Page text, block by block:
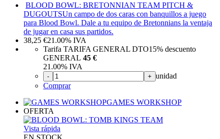
BLOOD BOWL: BRETONNIAN TEAM PITCH &
DUGOUTSUn campo de dos caras con banquillos a juego
para Blood Bowl. Dale a tu equipo de Bretonnians la ventaja
de jugar en casa sus partidos.
38,25 €21.00% IVA
Tarifa TARIFA GENERAL DTO15% descuento
GENERAL 45 €
21.00% IVA
- + unidad
Comprar
GAMES WORKSHOP
OFERTA
Vista rápida